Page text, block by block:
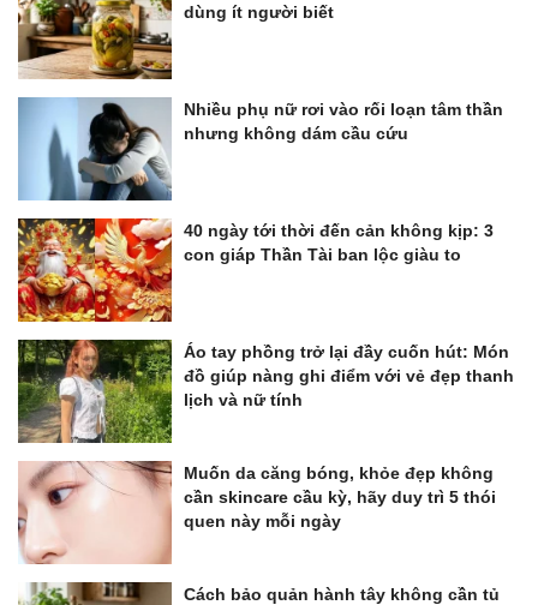
dùng ít người biết
Nhiều phụ nữ rơi vào rối loạn tâm thần
nhưng không dám cầu cứu
40 ngày tới thời đến cản không kịp: 3
con giáp Thần Tài ban lộc giàu to
Áo tay phồng trở lại đầy cuốn hút: Món
đồ giúp nàng ghi điểm với vẻ đẹp thanh
lịch và nữ tính
Muốn da căng bóng, khỏe đẹp không
cần skincare cầu kỳ, hãy duy trì 5 thói
quen này mỗi ngày
Cách bảo quản hành tây không cần tủ